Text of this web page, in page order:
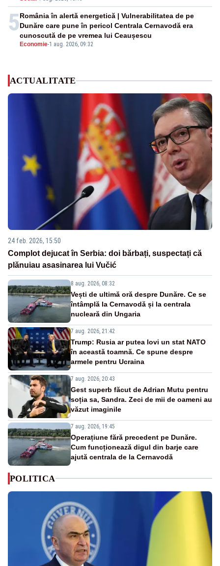
5
Economie-1 aug. 2026, 09:32
România în alertă energetică | Vulnerabilitatea de pe
Dunăre care pune în pericol Centrala Cernavodă era
cunoscută de pe vremea lui Ceaușescu
ACTUALITATE
24 feb. 2026, 15:50
Complot dejucat în Serbia: doi bărbați, suspectați că
plănuiau asasinarea lui Vučić
8 aug. 2026, 08:32
Vești de ultimă oră despre Dunăre. Ce se
întâmplă la Cernavodă și la centrala
nucleară din Ungaria
7 aug. 2026, 21:42
Trump: Rusia ar putea lovi un stat NATO
în această toamnă. Ce spune despre
armele pentru Ucraina
7 aug. 2026, 20:43
Gest superb făcut de Adrian Mutu pentru
soția sa, Sandra. Zeci de mii de oameni au
văzut imaginile
7 aug. 2026, 19:45
Operațiune fără precedent pe Dunăre.
Cum funcționează digul din barje care
ajută centrala de la Cernavodă
POLITICA